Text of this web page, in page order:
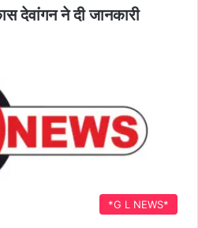
देवांगन ने दी जानकारी
*G L NEWS*